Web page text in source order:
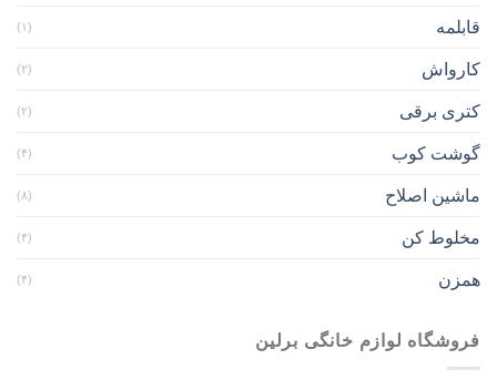
قابلمه (۱)
کارواش (۲)
کتری برقی (۲)
گوشت کوب (۴)
ماشین اصلاح (۸)
مخلوط کن (۴)
همزن (۴)
فروشگاه لوازم خانگی برلین